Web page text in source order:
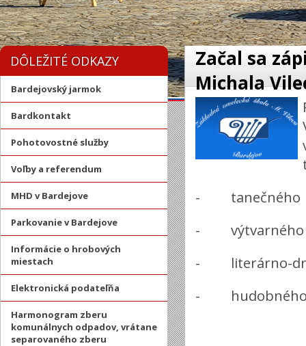
DÔLEŽITÉ ODKAZY
Bardejovský jarmok
Bardkontakt
Pohotovostné služby
Voľby a referendum
MHD v Bardejove
Parkovanie v Bardejove
Informácie o hrobových
miestach
Elektronická podateľňa
Harmonogram zberu
komunálnych odpadov, vrátane
separovaného zberu
Začal sa
Michala
- tanečného
- výtvarného
- literárno-
- hudobného (